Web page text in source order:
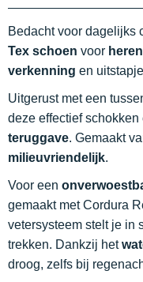
Bedacht voor dagelijks
Tex schoen voor heren
verkenning en
Uitgerust met een
deze effectief
teruggave. Gemaakt
milieuvriendelijk.
Voor een
gemaakt met Cordura
vetersysteem stelt je in
trekken. Dankzij het
droog, zelfs bij